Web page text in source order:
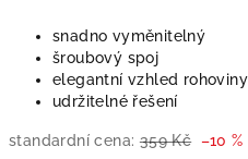
snadno vyměnitelný
šroubový spoj
elegantní vzhled rohoviny
udržitelné řešení
standardní cena: 359 Kč –10 %